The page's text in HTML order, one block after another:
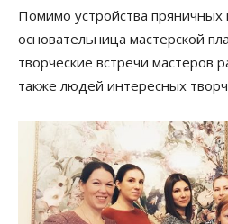
Помимо устройства пряничных
основательница мастерской
творческие встречи мастеров
также людей интересных